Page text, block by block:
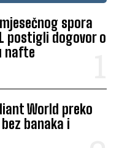
spora
postigli dogovor o
nafte
World preko
banaka i